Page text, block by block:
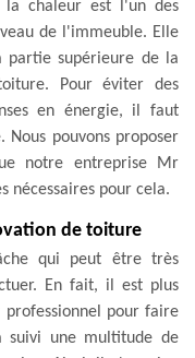
chaleur est l'un des
de l'immeuble. Elle
partie supérieure de la
Pour éviter des
en énergie, il faut
pouvons proposer
notre entreprise Mr
nécessaires pour cela.
de toiture
qui peut être très
En fait, il est plus
pour faire
suivi une multitude de